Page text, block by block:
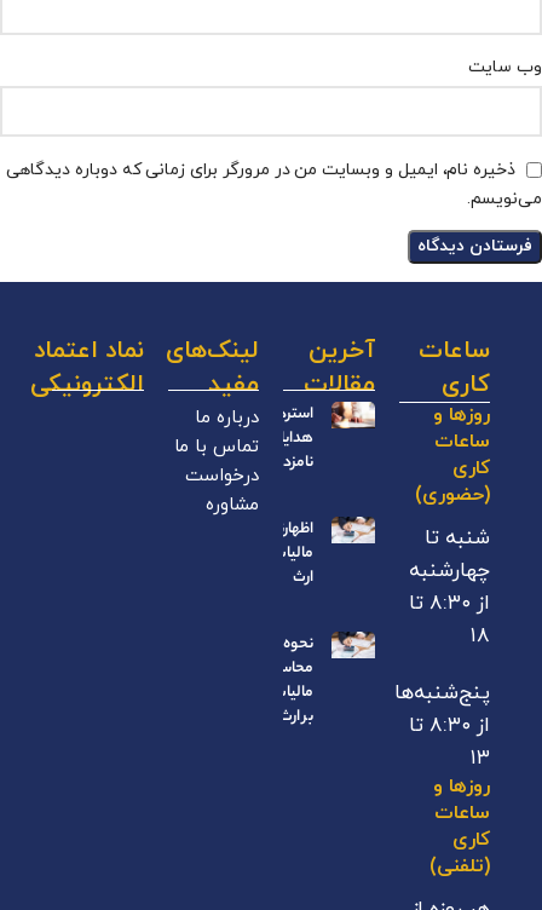
وب‌ سایت
ذخیره نام، ایمیل و وبسایت من در مرورگر برای زمانی که دوباره دیدگاهی
می‌نویسم.
ساعات
کاری
روزها و
ساعات
کاری
(حضوری)
شنبه تا
چهارشنبه
از ۸:۳۰ تا
۱۸
پنج‌شنبه‌ها
از ۸:۳۰ تا
۱۳
روزها و
ساعات
کاری
(تلفنی)
آخرین
مقالات
استرداد
هدایای
نامزدی
اظهارنامه
مالیات بر
ارث
نحوه
محاسبه
مالیات
بر ارث
لینک‌های
مفید
درباره ما
تماس با ما
درخواست
مشاوره
نماد اعتماد
الکترونیکی